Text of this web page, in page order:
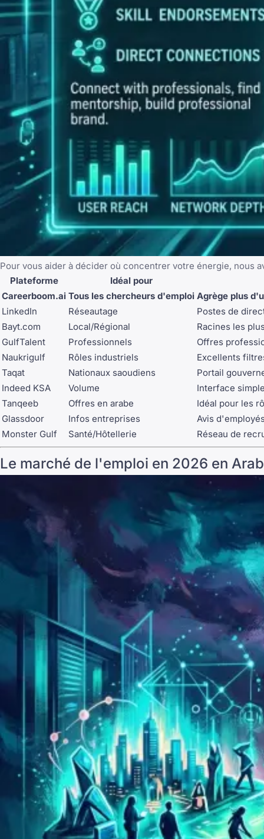
Pour vous aider à décider où concentrer votre énergie, nous
Plateforme
Idéal pour
Careerboom.ai Tous les chercheurs d'emploi Agrège plus
LinkedIn
Réseautage
Postes de
Bayt.com
Local/Régional
Racines les
GulfTalent
Professionnels
Offres
Naukrigulf
Rôles industriels
Excellents
Taqat
Nationaux saoudiens
Portail
Indeed KSA
Volume
Interface
Tanqeeb
Offres en arabe
Idéal pour les
Glassdoor
Infos entreprises
Avis
Monster Gulf
Santé/Hôtellerie Réseau de
Le marché de l'emploi en 2026 en